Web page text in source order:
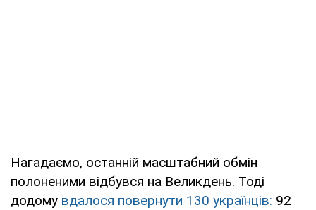
Нагадаємо, останній масштабний обмін
полоненими відбувся на Великдень. Тоді
додому вдалося повернути 130 українців: 92